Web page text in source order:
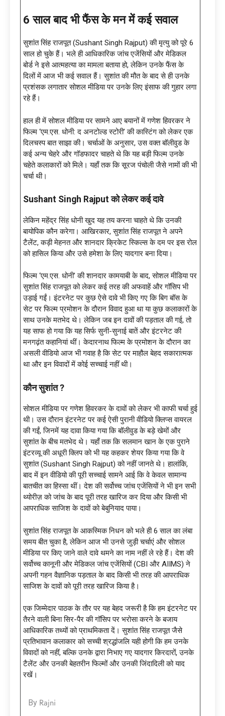
6 साल बाद भी फैंस के मन में कई सवाल
सुशांत सिंह राजपूत (Sushant Singh Rajput) की मृत्यु को पूरे 6
साल हो चुके हैं। भले ही आधिकारिक जांच एजेंसियों और मेडिकल
बोर्ड ने इसे आत्महत्या का मामला बताया हो, लेकिन उनके फैंस के
दिलों में आज भी कई सवाल हैं। सुशांत की मौत के बाद से ही उनके
प्रशंसक लगातार सोशल मीडिया पर उनके लिए इंसाफ की गुहार लगा
रहे हैं।
हाल ही में सोशल मीडिया पर सामने आए बयानों में गणेश हिवरकर ने
फिल्म ‘एम.एस. धोनी: द अनटोल्ड स्टोरी’ की कास्टिंग को लेकर एक
दिलचस्प बात साझा की। चर्चाओं के अनुसार, उस वक्त बॉलीवुड के
कई अन्य चेहरे और गॉडफादर चाहते थे कि यह बड़ी फिल्म उनके
चहेते कलाकारों को मिले। यहाँ तक कि सूरज पंचोली जैसे नामों की भी
चर्चा थी।
Sushant Singh Rajput को लेकर कई दावे
लेकिन महेंद्र सिंह धोनी खुद यह तय करना चाहते थे कि उनकी
बायोपिक कौन करेगा। आखिरकार, सुशांत सिंह राजपूत ने अपने
टैलेंट, कड़ी मेहनत और शानदार क्रिकेट स्किल्स के दम पर इस रोल
को हासिल किया और उसे हमेशा के लिए यादगार बना दिया।
फिल्म ‘एम.एस. धोनी’ की शानदार कामयाबी के बाद, सोशल मीडिया पर
सुशांत सिंह राजपूत को लेकर कई तरह की अफवाहें और गॉसिप भी
उड़ाई गईं। इंटरनेट पर कुछ ऐसे दावे भी किए गए कि बिग बॉस के
सेट पर फिल्म प्रमोशन के दौरान विवाद हुआ था या कुछ कलाकारों के
साथ उनके मतभेद थे। लेकिन जब इन दावों की पड़ताल की गई, तो
यह साफ हो गया कि यह सिर्फ सुनी-सुनाई बातें और इंटरनेट की
मनगढ़ंत कहानियां थीं। केदारनाथ फिल्म के प्रमोशन के दौरान का
असली वीडियो आज भी गवाह है कि सेट पर माहौल बेहद सकारात्मक
था और इन विवादों में कोई सच्चाई नहीं थी।
कौन सुशांत ?
सोशल मीडिया पर गणेश हिवरकर के दावों को लेकर भी काफी चर्चा हुई
थी। उस दौरान इंटरनेट पर कई ऐसी पुरानी वीडियो क्लिप्स वायरल
की गईं, जिनमें यह दावा किया गया कि बॉलीवुड के बड़े खेमों और
सुशांत के बीच मतभेद थे। यहाँ तक कि सलमान खान के एक पुराने
इंटरव्यू की अधूरी क्लिप को भी यह कहकर शेयर किया गया कि वे
सुशांत (Sushant Singh Rajput) को नहीं जानते थे। हालांकि,
बाद में इन वीडियो की पूरी सच्चाई सामने आई कि वे केवल सामान्य
बातचीत का हिस्सा थीं। देश की सर्वोच्च जांच एजेंसियों ने भी इन सभी
थ्योरीज़ को जांच के बाद पूरी तरह खारिज कर दिया और किसी भी
आपराधिक साजिश के दावों को बेबुनियाद पाया।
सुशांत सिंह राजपूत के आकस्मिक निधन को भले ही 6 साल का लंबा
समय बीत चुका है, लेकिन आज भी उनसे जुड़ी चर्चाएं और सोशल
मीडिया पर किए जाने वाले दावे थमने का नाम नहीं ले रहे हैं। देश की
सर्वोच्च कानूनी और मेडिकल जांच एजेंसियों (CBI और AIIMS) ने
अपनी गहन वैज्ञानिक पड़ताल के बाद किसी भी तरह की आपराधिक
साजिश के दावों को पूरी तरह खारिज किया है।
एक जिम्मेदार पाठक के तौर पर यह बेहद जरूरी है कि हम इंटरनेट पर
तैरने वाली बिना सिर-पैर की गॉसिप पर भरोसा करने के बजाय
आधिकारिक तथ्यों को प्राथमिकता दें। सुशांत सिंह राजपूत जैसे
प्रतिभावान कलाकार को सच्ची श्रद्धांजलि यही होगी कि हम उनके
विवादों को नहीं, बल्कि उनके द्वारा निभाए गए यादगार किरदारों, उनके
टैलेंट और उनकी बेहतरीन फिल्मों और उनकी जिंदादिली को याद
रखें।
By Rajni